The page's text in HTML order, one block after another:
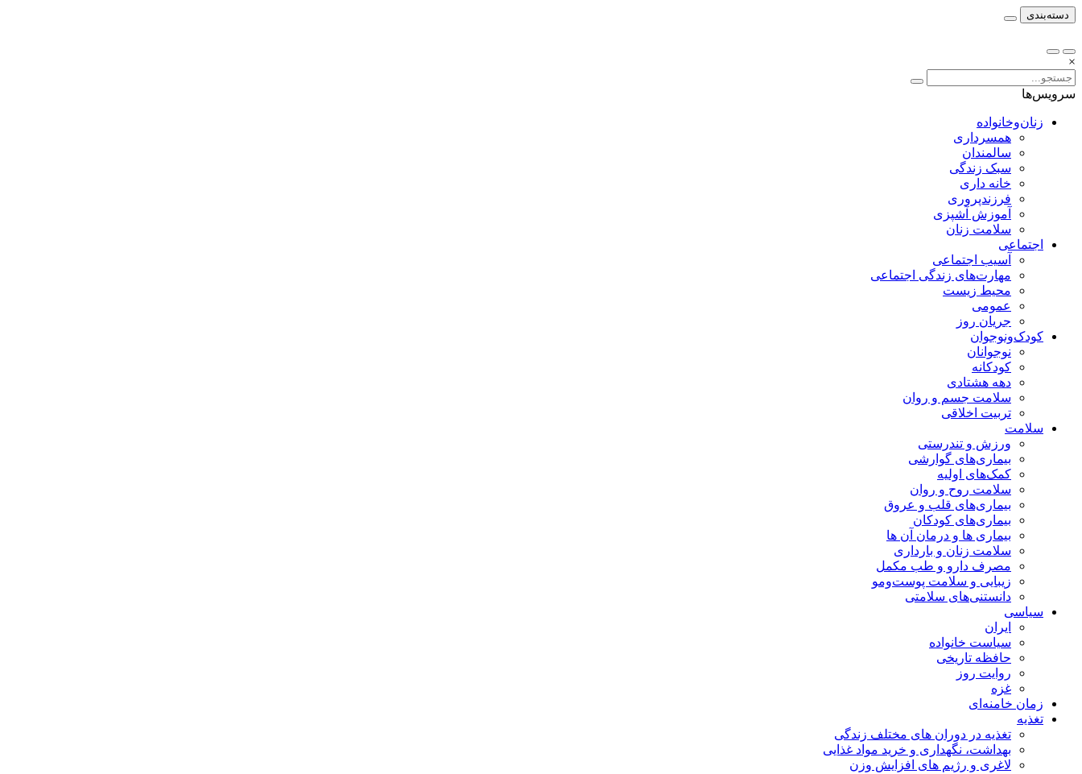
دسته‌بندی
×
سرویس‌ها
زنان‌وخانواده
همسرداری
سالمندان
سبک زندگی
خانه داری
فرزندپروری
آموزش آشپزی
سلامت زنان
اجتماعی
آسیب اجتماعی
مهارت‌های زندگی اجتماعی
محیط زیست
عمومی
جریان روز
کودک‌ونوجوان
نوجوانان
کودکانه
دهه هشتادی
سلامت جسم و روان
تربیت اخلاقی
سلامت
ورزش و تندرستی
بیماری‌های گوارشی
کمک‌های اولیه
سلامت روح و روان
بیماری‌های قلب و عروق
بیماری‌های کودکان
بیماری ها و درمان آن ها
سلامت زنان و بارداری
مصرف دارو و طب مکمل
زیبایی و سلامت پوست‌ومو
دانستنی‌های سلامتی
سیاسی
ایران
سیاست خانواده
حافظه تاریخی
روایت روز
غزه
زمان خامنه‌ای
تغذیه
تغذیه در دوران های مختلف زندگی
بهداشت، نگهداری و خرید مواد غذایی
لاغری و رژیم های افزایش وزن